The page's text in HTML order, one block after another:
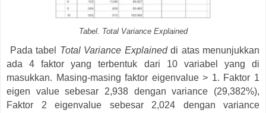
Tabel. Total Variance Explained
Pada tabel Total Variance Explained di atas menunjukkan
ada 4 faktor yang terbentuk dari 10 variabel yang di
masukkan. Masing-masing faktor eigenvalue > 1. Faktor 1
eigen value sebesar 2,938 dengan variance (29,382%),
Faktor 2 eigenvalue sebesar 2,024 dengan variance